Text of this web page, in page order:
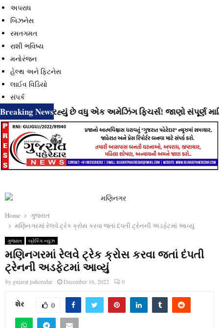
અપરાધ
બિઝનેસ
રમતગમત
રાશી ભવિષ્ય
મનોરંજન
હેલ્થ અને ફિટનેસ
લાઈવ વિડિયો
સંપર્ક
Breaking News
લાવી રહ્યું છે વધુ એક અમેઝિંગ ફિચર્સ! જાણો સંપૂર્ણ માહિતી
Home
ગુજરાત
મણિનગરમાં રેલવે ટ્રેક ક્રોસ કરવા જતાં દંપતી ટ્રેનની અડફેટમાં આવ્યું
ગુજરાત બ્રેકિંગ ન્યુઝ
મણિનગરમાં રેલવે ટ્રેક ક્રોસ કરવા જતાં દંપતી
ટ્રેનની અડફેટમાં આવ્યું
by gujarat paheredar December 16, 2022 0
શેર 0